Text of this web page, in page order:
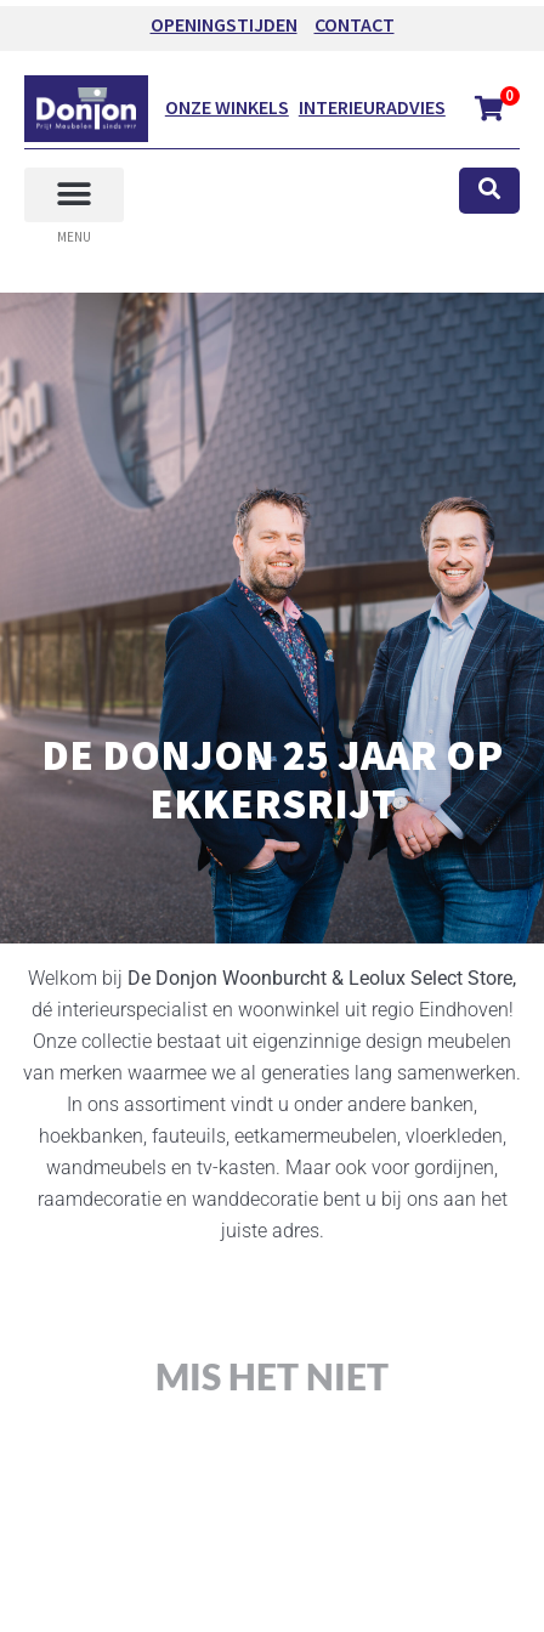
OPENINGSTIJDEN CONTACT
ONZE WINKELS INTERIEURADVIES 0
MENU
DE DONJON 25 JAAR OP
EKKERSRIJT
Welkom bij De Donjon Woonburcht & Leolux Select Store,
dé interieurspecialist en woonwinkel uit regio Eindhoven!
Onze collectie bestaat uit eigenzinnige design meubelen
van merken waarmee we al generaties lang samenwerken.
In ons assortiment vindt u onder andere banken,
hoekbanken, fauteuils, eetkamermeubelen, vloerkleden,
wandmeubels en tv-kasten. Maar ook voor gordijnen,
raamdecoratie en wanddecoratie bent u bij ons aan het
juiste adres.
MIS HET NIET